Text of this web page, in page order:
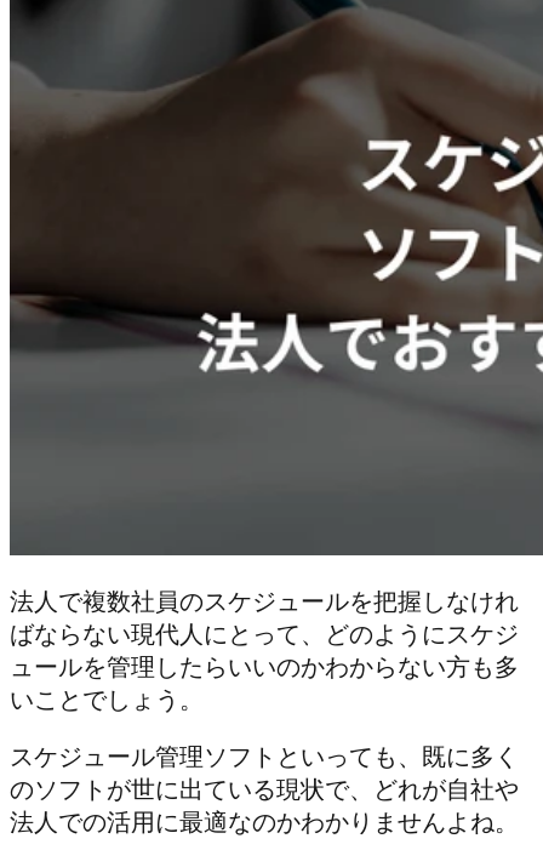
法人で複数社員のスケジュールを把握しなけれ
ばならない現代人にとって、どのようにスケジ
ュールを管理したらいいのかわからない方も多
いことでしょう。
スケジュール管理ソフトといっても、既に多く
のソフトが世に出ている現状で、どれが自社や
法人での活用に最適なのかわかりませんよね。